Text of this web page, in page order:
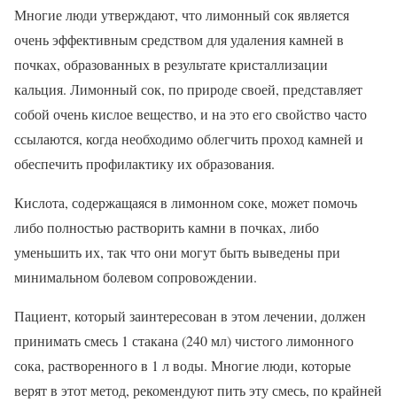
Многие люди утверждают, что лимонный сок является
очень эффективным средством для удаления камней в
почках, образованных в результате кристаллизации
кальция. Лимонный сок, по природе своей, представляет
собой очень кислое вещество, и на это его свойство часто
ссылаются, когда необходимо облегчить проход камней и
обеспечить профилактику их образования.
Кислота, содержащаяся в лимонном соке, может помочь
либо полностью растворить камни в почках, либо
уменьшить их, так что они могут быть выведены при
минимальном болевом сопровождении.
Пациент, который заинтересован в этом лечении, должен
принимать смесь 1 стакана (240 мл) чистого лимонного
сока, растворенного в 1 л воды. Многие люди, которые
верят в этот метод, рекомендуют пить эту смесь, по крайней